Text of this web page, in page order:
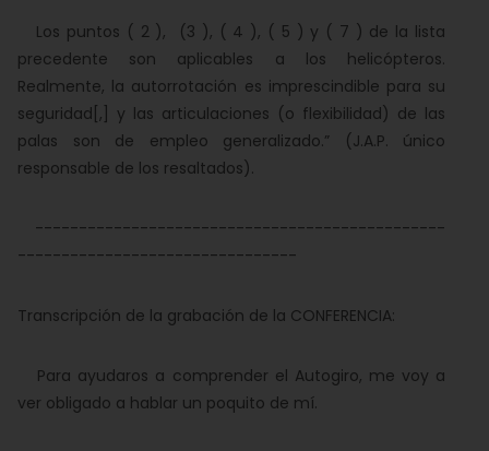
Los puntos ( 2 ), (3 ), ( 4 ), ( 5 ) y ( 7 ) de la lista
precedente son aplicables a los helicópteros.
Realmente, la autorrotación es imprescindible para su
seguridad[,] y las articulaciones (o flexibilidad) de las
palas son de empleo generalizado.” (J.A.P. único
responsable de los resaltados).
-----------------------------------------------
--------------------------------
Transcripción de la grabación de la CONFERENCIA:
Para ayudaros a comprender el Autogiro, me voy a
ver obligado a hablar un poquito de mí.